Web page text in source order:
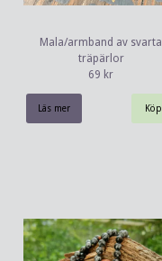
Mala/armband av svarta
träpärlor
69 kr
Läs mer